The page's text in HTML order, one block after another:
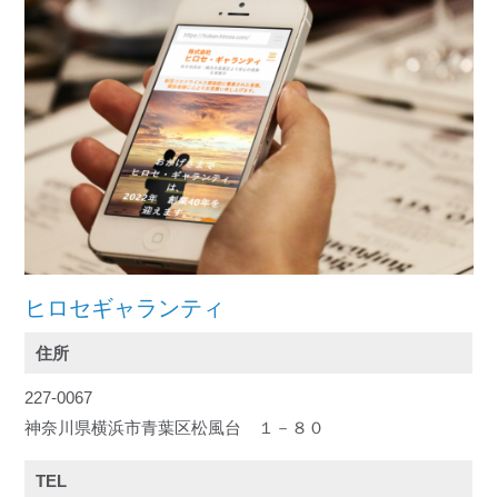
ヒロセギャランティ
住所
227-0067
神奈川県横浜市青葉区松風台 １－８０
TEL